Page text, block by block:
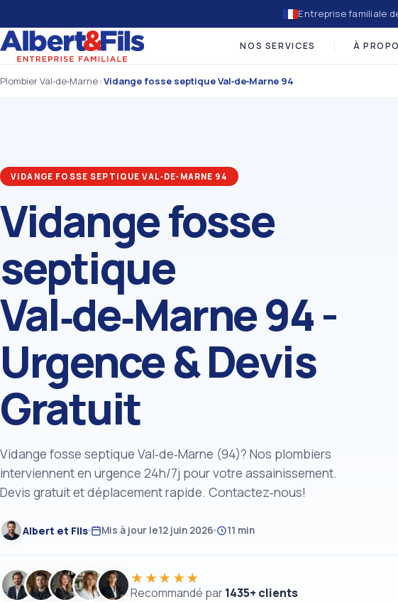
Entreprise familiale
NOS SERVICES À
Plombier Val‑de‑Marne›Vidange fosse septique Val‑de‑Marne 94
VIDANGE FOSSE SEPTIQUE VAL‑DE‑MARNE 94
Vidange fosse
septique
Val‑de‑Marne 94 -
Urgence & Devis
Gratuit
Vidange fosse septique Val‑de‑Marne (94)? Nos plombiers
interviennent en urgence 24h/7j pour votre assainissement.
Devis gratuit et déplacement rapide. Contactez‑nous!
Albert et Fils Mis à jour le12 juin 2026 11 min
★★★★★
Recommandé par1435+ clients